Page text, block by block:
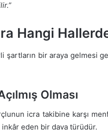
Hangi Hallerde
şartların bir araya gelmesi
Olması
icra takibine karşı
inkâr eden bir dava türüdür.